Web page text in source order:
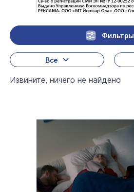
Фильтры
Все
Извините, ничего не найдено